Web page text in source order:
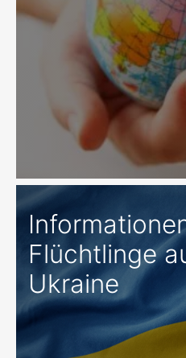
Flüchtlinge
Ukraine